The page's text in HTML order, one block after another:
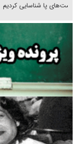
انگشت‌های پا شناسایی کردیم
نسلی که آنلاین الگو می‌گیرد
گفت‌وگو با آیت‌الله
ارتقا می‌داد
راننده مست به قانون
همه آقای دوربینی شده‌ایم!
قصه ناتمام سرویس